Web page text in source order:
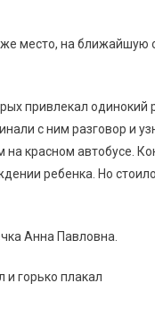
место, на ближайшую
привлекал одинокий
с ним разговор и
красном автобусе.
ребенка. Но
Анна Павловна.
и горько плакал